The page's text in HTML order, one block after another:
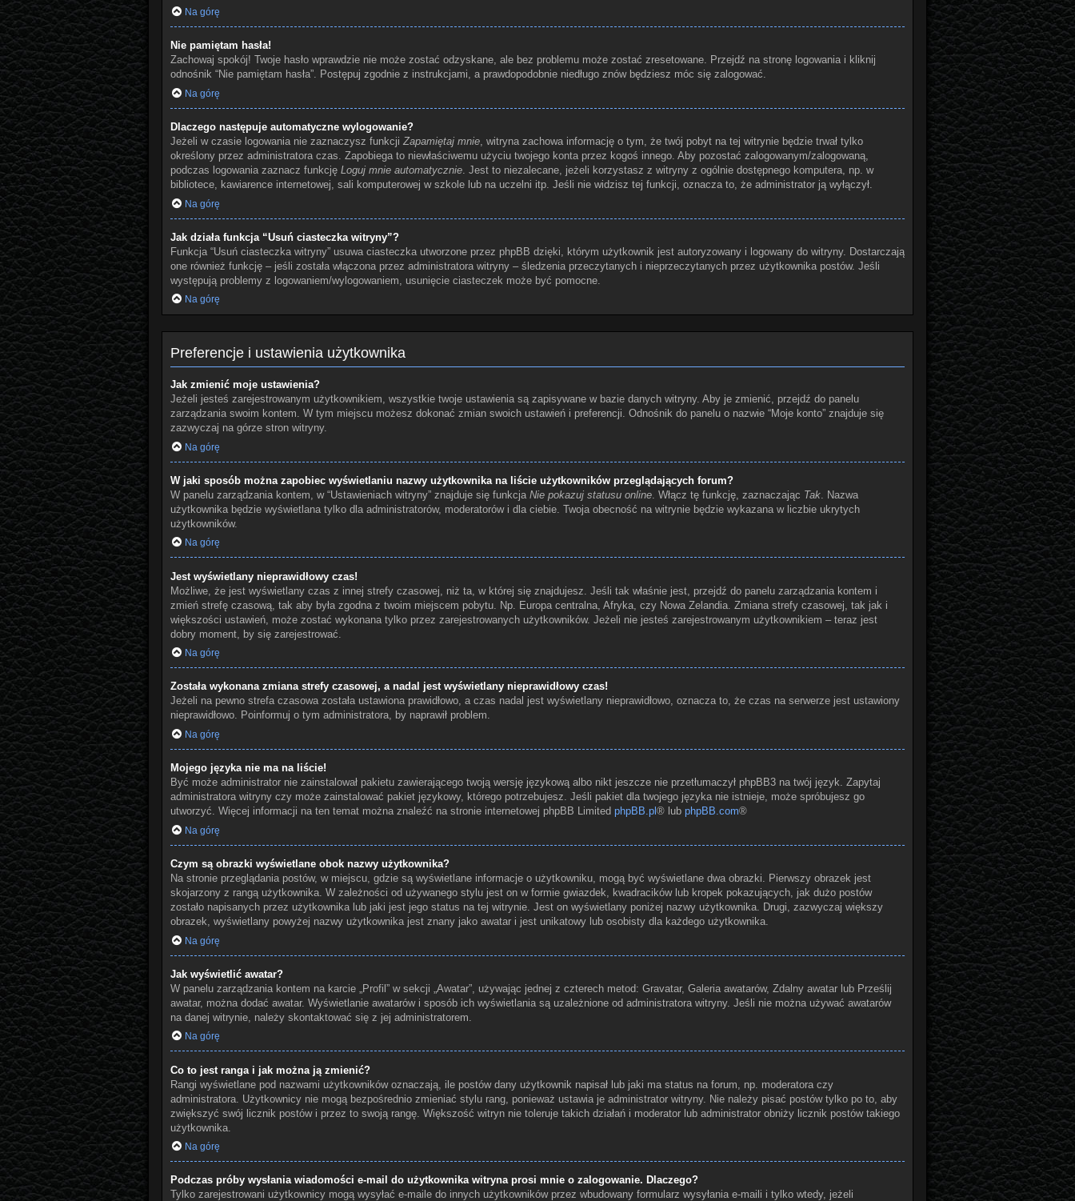
Na górę
Nie pamiętam hasła!
Zachowaj spokój! Twoje hasło wprawdzie nie może zostać odzyskane, ale bez problemu może zostać zresetowane. Przejdź na stronę logowania i kliknij
odnośnik “Nie pamiętam hasła”. Postępuj zgodnie z instrukcjami, a prawdopodobnie niedługo znów będziesz móc się zalogować.
Na górę
Dlaczego następuje automatyczne wylogowanie?
Jeżeli w czasie logowania nie zaznaczysz funkcji Zapamiętaj mnie, witryna zachowa informację o tym, że twój pobyt na tej witrynie będzie trwał tylko
określony przez administratora czas. Zapobiega to niewłaściwemu użyciu twojego konta przez kogoś innego. Aby pozostać zalogowanym/zalogowaną,
podczas logowania zaznacz funkcję Loguj mnie automatycznie. Jest to niezalecane, jeżeli korzystasz z witryny z ogólnie dostępnego komputera, np. w
bibliotece, kawiarence internetowej, sali komputerowej w szkole lub na uczelni itp. Jeśli nie widzisz tej funkcji, oznacza to, że administrator ją wyłączył.
Na górę
Jak działa funkcja “Usuń ciasteczka witryny”?
Funkcja “Usuń ciasteczka witryny” usuwa ciasteczka utworzone przez phpBB dzięki, którym użytkownik jest autoryzowany i logowany do witryny. Dostarczają
one również funkcję – jeśli została włączona przez administratora witryny – śledzenia przeczytanych i nieprzeczytanych przez użytkownika postów. Jeśli
występują problemy z logowaniem/wylogowaniem, usunięcie ciasteczek może być pomocne.
Na górę
Preferencje i ustawienia użytkownika
Jak zmienić moje ustawienia?
Jeżeli jesteś zarejestrowanym użytkownikiem, wszystkie twoje ustawienia są zapisywane w bazie danych witryny. Aby je zmienić, przejdź do panelu
zarządzania swoim kontem. W tym miejscu możesz dokonać zmian swoich ustawień i preferencji. Odnośnik do panelu o nazwie “Moje konto” znajduje się
zazwyczaj na górze stron witryny.
Na górę
W jaki sposób można zapobiec wyświetlaniu nazwy użytkownika na liście użytkowników przeglądających forum?
W panelu zarządzania kontem, w “Ustawieniach witryny” znajduje się funkcja Nie pokazuj statusu online. Włącz tę funkcję, zaznaczając Tak. Nazwa
użytkownika będzie wyświetlana tylko dla administratorów, moderatorów i dla ciebie. Twoja obecność na witrynie będzie wykazana w liczbie ukrytych
użytkowników.
Na górę
Jest wyświetlany nieprawidłowy czas!
Możliwe, że jest wyświetlany czas z innej strefy czasowej, niż ta, w której się znajdujesz. Jeśli tak właśnie jest, przejdź do panelu zarządzania kontem i
zmień strefę czasową, tak aby była zgodna z twoim miejscem pobytu. Np. Europa centralna, Afryka, czy Nowa Zelandia. Zmiana strefy czasowej, tak jak i
większości ustawień, może zostać wykonana tylko przez zarejestrowanych użytkowników. Jeżeli nie jesteś zarejestrowanym użytkownikiem – teraz jest
dobry moment, by się zarejestrować.
Na górę
Została wykonana zmiana strefy czasowej, a nadal jest wyświetlany nieprawidłowy czas!
Jeżeli na pewno strefa czasowa została ustawiona prawidłowo, a czas nadal jest wyświetlany nieprawidłowo, oznacza to, że czas na serwerze jest ustawiony
nieprawidłowo. Poinformuj o tym administratora, by naprawił problem.
Na górę
Mojego języka nie ma na liście!
Być może administrator nie zainstalował pakietu zawierającego twoją wersję językową albo nikt jeszcze nie przetłumaczył phpBB3 na twój język. Zapytaj
administratora witryny czy może zainstalować pakiet językowy, którego potrzebujesz. Jeśli pakiet dla twojego języka nie istnieje, może spróbujesz go
utworzyć. Więcej informacji na ten temat można znaleźć na stronie internetowej phpBB Limited phpBB.pl ® lub phpBB.com®
Na górę
Czym są obrazki wyświetlane obok nazwy użytkownika?
Na stronie przeglądania postów, w miejscu, gdzie są wyświetlane informacje o użytkowniku, mogą być wyświetlane dwa obrazki. Pierwszy obrazek jest
skojarzony z rangą użytkownika. W zależności od używanego stylu jest on w formie gwiazdek, kwadracików lub kropek pokazujących, jak dużo postów
zostało napisanych przez użytkownika lub jaki jest jego status na tej witrynie. Jest on wyświetlany poniżej nazwy użytkownika. Drugi, zazwyczaj większy
obrazek, wyświetlany powyżej nazwy użytkownika jest znany jako awatar i jest unikatowy lub osobisty dla każdego użytkownika.
Na górę
Jak wyświetlić awatar?
W panelu zarządzania kontem na karcie „Profil” w sekcji „Awatar”, używając jednej z czterech metod: Gravatar, Galeria awatarów, Zdalny awatar lub Prześlij
awatar, można dodać awatar. Wyświetlanie awatarów i sposób ich wyświetlania są uzależnione od administratora witryny. Jeśli nie można używać awatarów
na danej witrynie, należy skontaktować się z jej administratorem.
Na górę
Co to jest ranga i jak można ją zmienić?
Rangi wyświetlane pod nazwami użytkowników oznaczają, ile postów dany użytkownik napisał lub jaki ma status na forum, np. moderatora czy
administratora. Użytkownicy nie mogą bezpośrednio zmieniać stylu rang, ponieważ ustawia je administrator witryny. Nie należy pisać postów tylko po to, aby
zwiększyć swój licznik postów i przez to swoją rangę. Większość witryn nie toleruje takich działań i moderator lub administrator obniży licznik postów takiego
użytkownika.
Na górę
Podczas próby wysłania wiadomości e-mail do użytkownika witryna prosi mnie o zalogowanie. Dlaczego?
Tylko zarejestrowani użytkownicy mogą wysyłać e-maile do innych użytkowników przez wbudowany formularz wysyłania e-maili i tylko wtedy, jeżeli